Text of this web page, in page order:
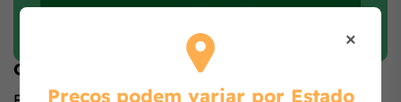
Faça login e avalie
Opiniões de quem comprou o produto
×
Preços podem variar por Estado